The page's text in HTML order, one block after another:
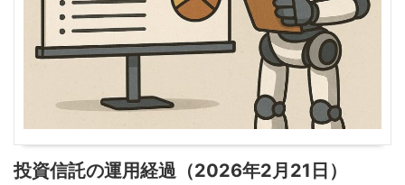
投資信託の運用経過（2026年2月21日）